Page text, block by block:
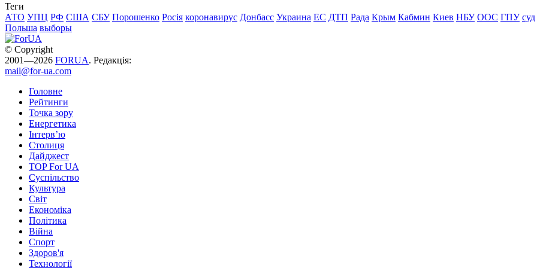
Теги
АТО УПЦ РФ США СБУ Порошенко Росія коронавирус Донбасс Украина ЕС ДТП Рада Крым Кабмин Киев НБУ ООС ГПУ суд
Польша выборы
© Copyright
2001—2026 FORUA. Редакція:
mail@for-ua.com
Головне
Рейтинги
Точка зору
Енергетика
Інтерв’ю
Столиця
Дайджест
TOP For UA
Суспiльство
Культура
Світ
Економіка
Політика
Війна
Спорт
Здоров'я
Технології